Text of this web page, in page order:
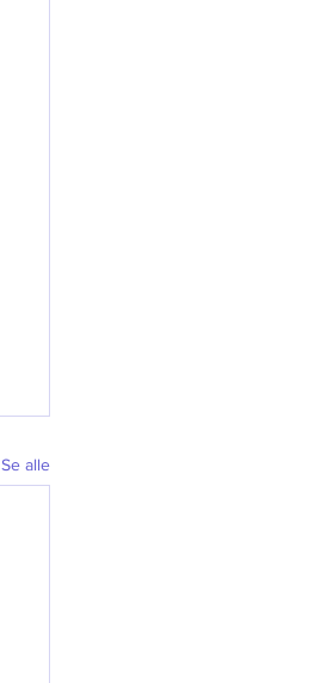
Se alle